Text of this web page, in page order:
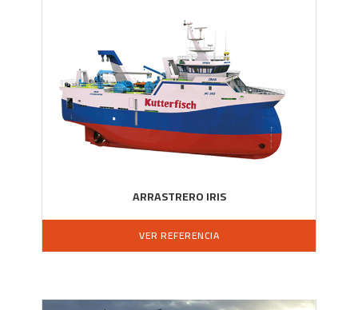
ARRASTRERO IRIS
VER REFERENCIA